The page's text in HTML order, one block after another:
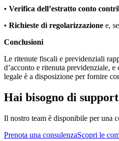
• Verifica dell’estratto conto
• Richieste di regolarizzazione e,
Conclusioni
Le ritenute fiscali e previdenziali
d’acconto e ritenuta previdenziale,
legale è a disposizione per fornire
Hai bisogno di
Il nostro team è disponibile per una
Prenota una consulenzaScopri le